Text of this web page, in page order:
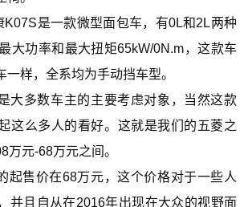
K07S是一款微型面包车，有0L和2L两种
大功率和最大扭矩65kW/0N.m，这款车
样，全系均为手动挡车型。
大多数车主的主要考虑对象，当然这款
这么多人的看好。这就是我们的五菱之
万元-68万元之间。
起售价在68万元，这个价格对于一些人
并且自从在2016年出现在大众的视野面